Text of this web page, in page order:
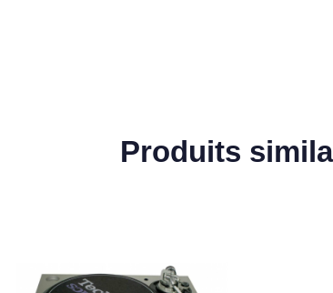
Produits